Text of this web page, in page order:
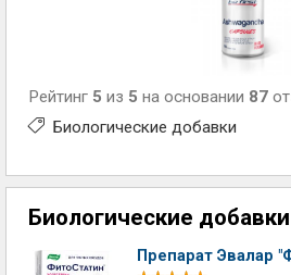
Рейтинг 5 из 5 на основании 87
Биологические добавки
Биологические добавки
Препарат Эвалар